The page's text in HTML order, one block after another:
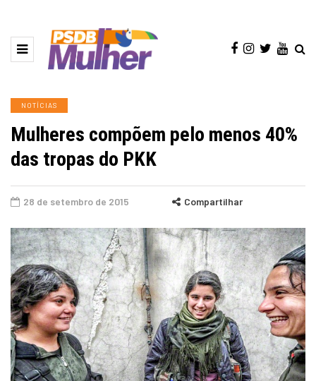
NOTÍCIAS
Mulheres compõem pelo menos 40%
das tropas do PKK
28 de setembro de 2015 Compartilhar